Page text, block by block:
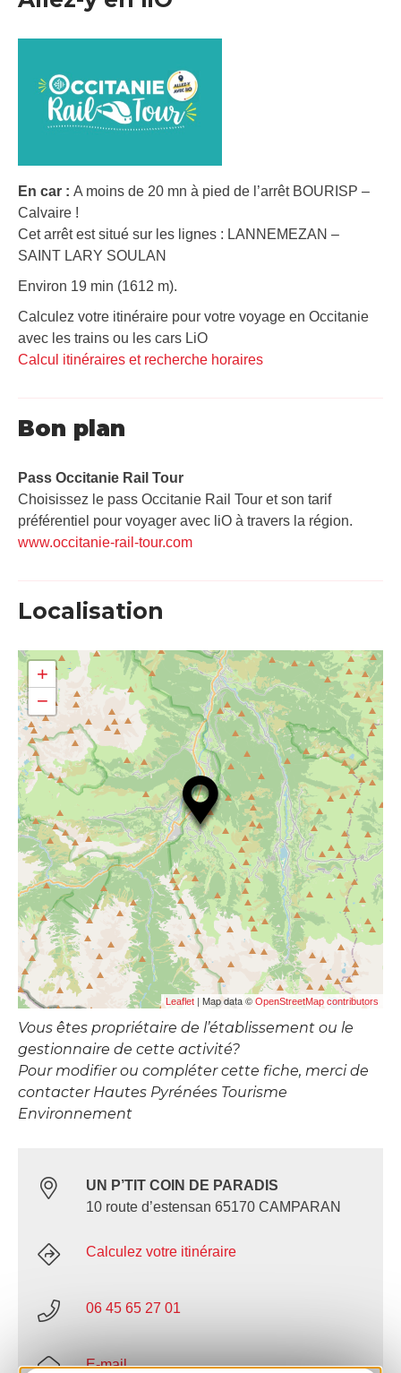
En car : A moins de 20 mn à pied de l’arrêt BOURISP –
Calvaire !
Cet arrêt est situé sur les lignes : LANNEMEZAN –
SAINT LARY SOULAN
Environ 19 min (1612 m).
Calculez votre itinéraire pour votre voyage en Occitanie
avec les trains ou les cars LiO
Calcul itinéraires et recherche horaires
Bon plan
Pass Occitanie Rail Tour​
Choisissez le pass Occitanie Rail Tour et son tarif
préférentiel pour voyager avec liO à travers la région.
www.occitanie-rail-tour.com
Localisation
+
−
Leaflet | Map data © OpenStreetMap contributors
Vous êtes propriétaire de l’établissement ou le
gestionnaire de cette activité?
Pour modifier ou compléter cette fiche, merci de
contacter Hautes Pyrénées Tourisme
Environnement
UN P’TIT COIN DE PARADIS
10 route d’estensan 65170 CAMPARAN
Calculez votre itinéraire
06 45 65 27 01
E-mail